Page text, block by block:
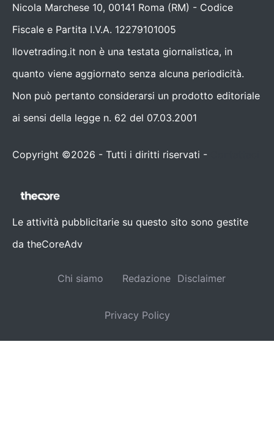
Nicola Marchese 10, 00141 Roma (RM) - Codice
Fiscale e Partita I.V.A. 12279101005
Ilovetrading.it non è una testata giornalistica, in
quanto viene aggiornato senza alcuna periodicità.
Non può pertanto considerarsi un prodotto editoriale
ai sensi della legge n. 62 del 07.03.2001
Copyright ©2026 - Tutti i diritti riservati -
Le attività pubblicitarie su questo sito sono gestite
da theCoreAdv
Chi siamo Redazione Disclaimer
Privacy Policy